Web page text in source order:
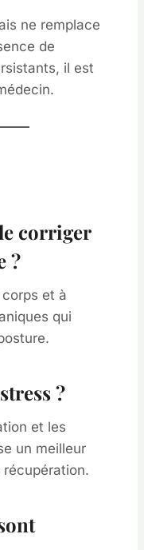
ne remplace
de
il est
corriger
?
et à
qui
?
et les
un meilleur